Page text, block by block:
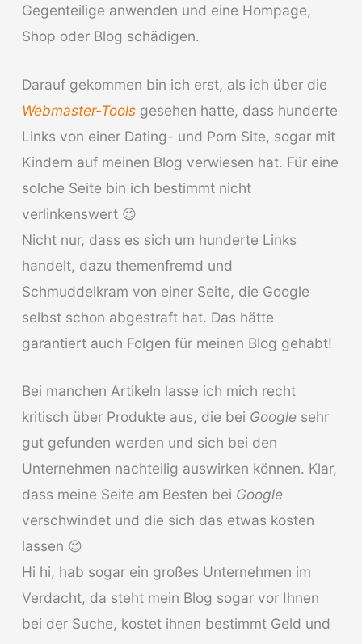
Gegenteilige anwenden und eine Hompage,
Shop oder Blog schädigen.
Darauf gekommen bin ich erst, als ich über die
Webmaster-Toolsgesehen hatte, dass hunderte
Links von einer Dating- und Porn Site, sogar mit
Kindern auf meinen Blog verwiesen hat. Für eine
solche Seite bin ich bestimmt nicht
verlinkenswert 😉
Nicht nur, dass es sich um hunderte Links
handelt, dazu themenfremd und
Schmuddelkram von einer Seite, die Google
selbst schon abgestraft hat. Das hätte
garantiert auch Folgen für meinen Blog gehabt!
Bei manchen Artikeln lasse ich mich recht
kritisch über Produkte aus, die bei Googlesehr
gut gefunden werden und sich bei den
Unternehmen nachteilig auswirken können. Klar,
dass meine Seite am Besten bei Google
verschwindet und die sich das etwas kosten
lassen 😉
Hi hi, hab sogar ein großes Unternehmen im
Verdacht, da steht mein Blog sogar vor Ihnen
bei der Suche, kostet ihnen bestimmt Geld und